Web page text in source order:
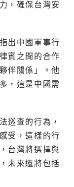
，確保台灣安
出中國軍事行
賓之間的合作
伴關係」。他
，這是中國需
巡查的行為，
受，這樣的行
台灣將選擇與
未來還將包括